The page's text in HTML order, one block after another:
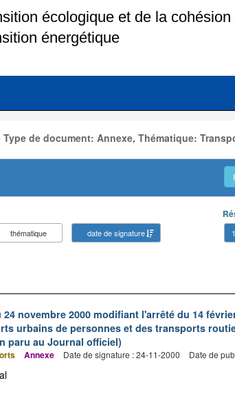
de document: Annexe, Thématique:
thématique
date de signature
novembre 2000 modifiant l'arrêté du 14
urbains de personnes et des transports
paru au Journal officiel)
Annexe Date de signature : 24-11-2000 Date de